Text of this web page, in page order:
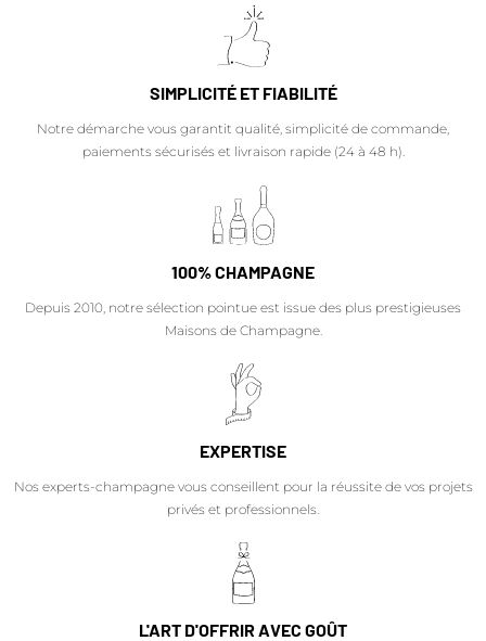
SIMPLICITÉ ET FIABILITÉ
Notre démarche vous garantit qualité, simplicité de commande,
paiements sécurisés et livraison rapide (24 à 48 h).
100% CHAMPAGNE
Depuis 2010, notre sélection pointue est issue des plus prestigieuses
Maisons de Champagne.
EXPERTISE
Nos experts-champagne vous conseillent pour la réussite de vos projets
privés et professionnels.
L'ART D'OFFRIR AVEC GOÛT